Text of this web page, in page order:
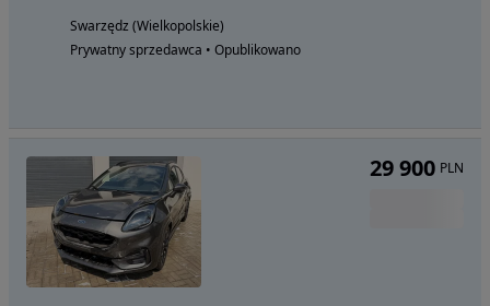
Swarzędz (Wielkopolskie)
Prywatny sprzedawca • Opublikowano
29 900 PLN